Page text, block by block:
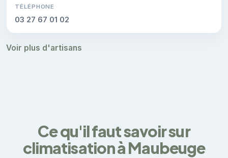
TÉLÉPHONE
03 27 67 01 02
Voir plus d'artisans
Ce qu'il faut savoir sur
climatisation à Maubeuge